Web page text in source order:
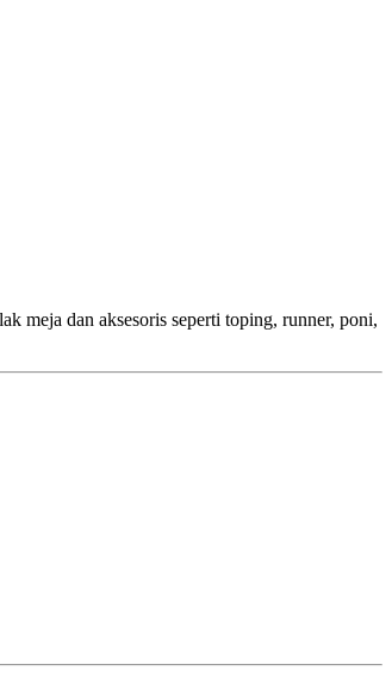
meja dan aksesoris seperti toping, runner, poni,